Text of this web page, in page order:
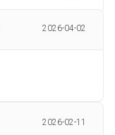
2026-04-02
2026-02-11